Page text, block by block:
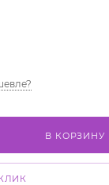
В КОРЗИНУ